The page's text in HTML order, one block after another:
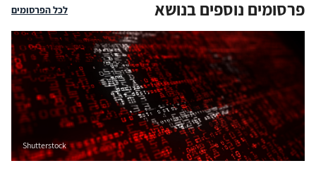
פרסומים נוספים בנושא לכל הפרסומים
Shutterstock